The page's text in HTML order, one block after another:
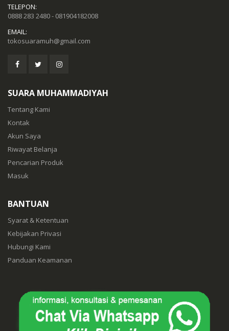
TELEPON:
0888 283 2480 - 081904182008
EMAIL:
tokosuaramuh@gmail.com
SUARA MUHAMMADIYAH
Tentang Kami
Kontak
Akun Saya
Riwayat Belanja
Pencarian Produk
Masuk
BANTUAN
Syarat & Ketentuan
Kebijakan Privasi
Hubungi Kami
Panduan Keamanan